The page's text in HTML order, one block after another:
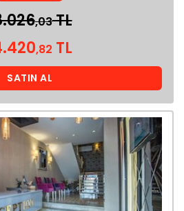
,03TL
,82 TL
SATIN AL